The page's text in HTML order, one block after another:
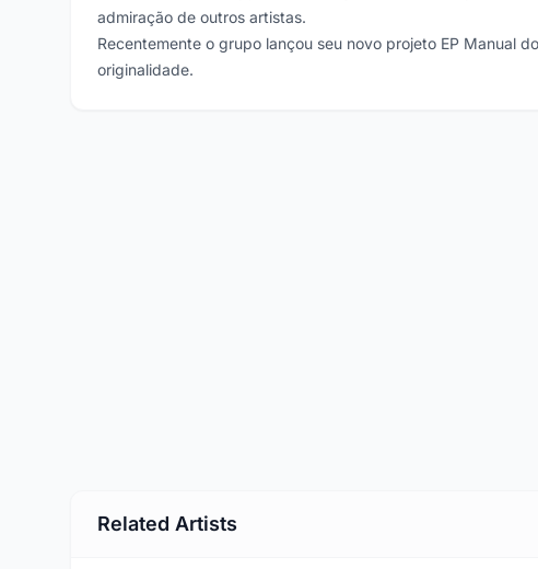
admiração de outros artistas.
Recentemente o grupo lançou seu novo projeto EP Manual
originalidade.
Related Artists